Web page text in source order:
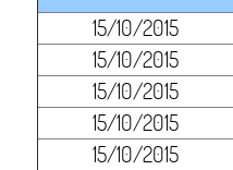
15/10/2015
15/10/2015
15/10/2015
15/10/2015
15/10/2015